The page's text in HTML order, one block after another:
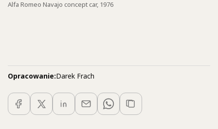
Alfa Romeo Navajo concept car, 1976
Opracowanie:Darek Frach